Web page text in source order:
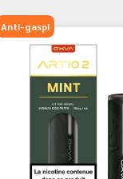
Anti-gaspi